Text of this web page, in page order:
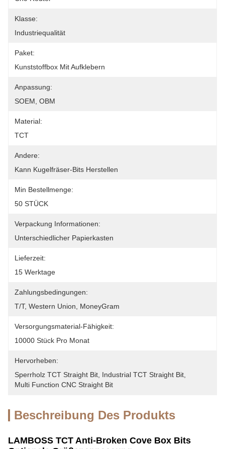
Klasse:
Industriequalität
Paket:
Kunststoffbox Mit Aufklebern
Anpassung:
SOEM, OBM
Material:
TCT
Andere:
Kann Kugelfräser-Bits Herstellen
Min Bestellmenge:
50 STÜCK
Verpackung Informationen:
Unterschiedlicher Papierkasten
Lieferzeit:
15 Werktage
Zahlungsbedingungen:
T/T, Western Union, MoneyGram
Versorgungsmaterial-Fähigkeit:
10000 Stück Pro Monat
Hervorheben:
Sperrholz TCT Straight Bit Industrial TCT Straight Bit
Multi Function CNC Straight Bit
Beschreibung Des Produkts
LAMBOSS TCT Anti-Broken Cove Box Bits